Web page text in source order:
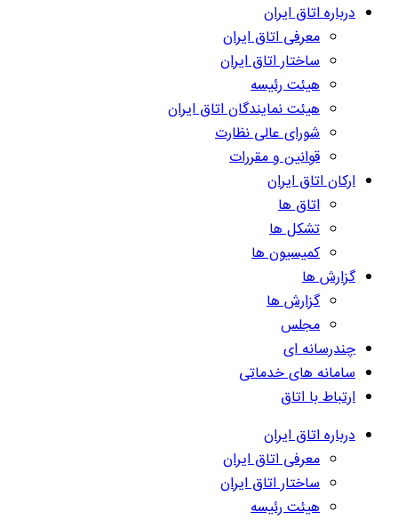
درباره اتاق ایران
معرفی اتاق ایران
ساختار اتاق ایران
هیئت رئیسه
هیئت نمایندگان اتاق ایران
شورای عالی نظارت
قوانین و مقررات
ارکان اتاق ایران
اتاق ها
تشکل ها
کمیسیون ها
گزارش ها
گزارش ها
مجلس
چندرسانه ای
سامانه های خدماتی
ارتباط با اتاق
درباره اتاق ایران
معرفی اتاق ایران
ساختار اتاق ایران
هیئت رئیسه